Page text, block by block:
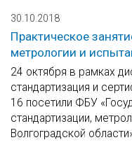
30.10.2018
Практическое
метрологии и
24 октября в рамках
стандартизация и
16 посетили ФБУ
стандартизации,
Волгоградской